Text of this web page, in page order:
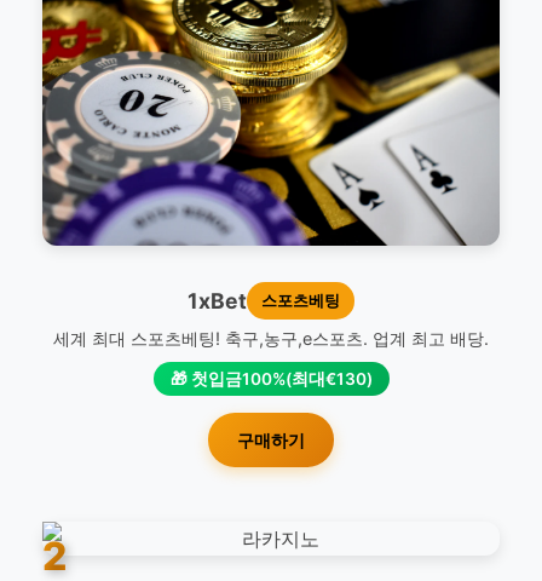
1xBet 스포츠베팅
세계 최대 스포츠베팅! 축구,농구,e스포츠. 업계 최고 배당.
🎁 첫입금100%(최대€130)
구매하기
2